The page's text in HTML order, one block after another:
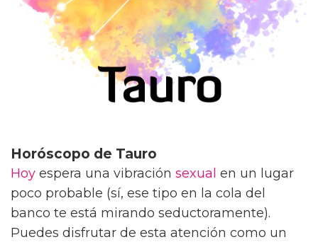
Horóscopo de Tauro
Hoy espera una vibración sexual en un lugar
poco probable (sí, ese tipo en la cola del
banco te está mirando seductoramente).
Puedes disfrutar de esta atención como un